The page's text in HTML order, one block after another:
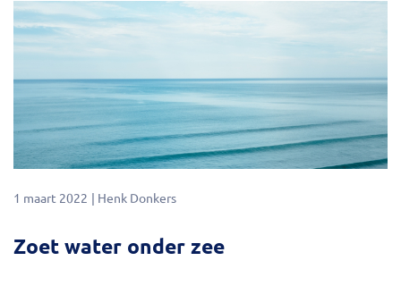
1 maart 2022 Henk Donkers
Zoet water onder zee